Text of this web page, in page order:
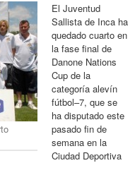
El Juventud
Sallista de Inca ha
quedado cuarto en
la fase final de
Danone Nations
Cup de la
categoría alevín
fútbol–7, que se
ha disputado este
pasado fin de
semana en la
Ciudad Deportiva